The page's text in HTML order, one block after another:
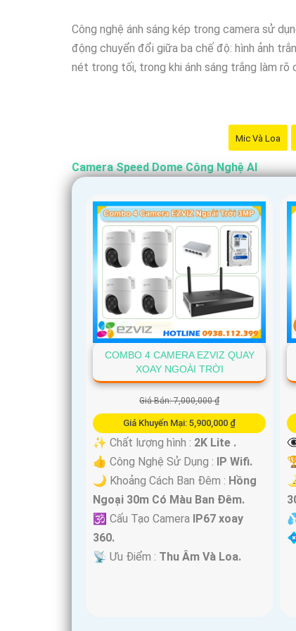
Công nghệ ánh sáng kép trong camera sử
động chuyển đổi giữa ba chế độ: hình ảnh
nét trong tối, trong khi ánh sáng trắng làm rõ
Mic Và Loa
Camera Speed Dome Công Nghệ AI
COMBO 4 CAMERA EZVIZ QUAY
XOAY NGOÀI TRỜI
Giá Bán: 7,000,000 ₫
Giá Khuyến Mại: 5,900,000 ₫
✨ Chất lượng hình : 2K Lite .
👍 Công Nghệ Sử Dụng : IP Wifi.
🌙 Khoảng Cách Ban Đêm : Hồng
Ngoại 30m Có Màu Ban Ðêm.
🕉️ Cấu Tạo Camera IP67 xoay
360.
️📡 Ưu Điểm : Thu Âm Và Loa.